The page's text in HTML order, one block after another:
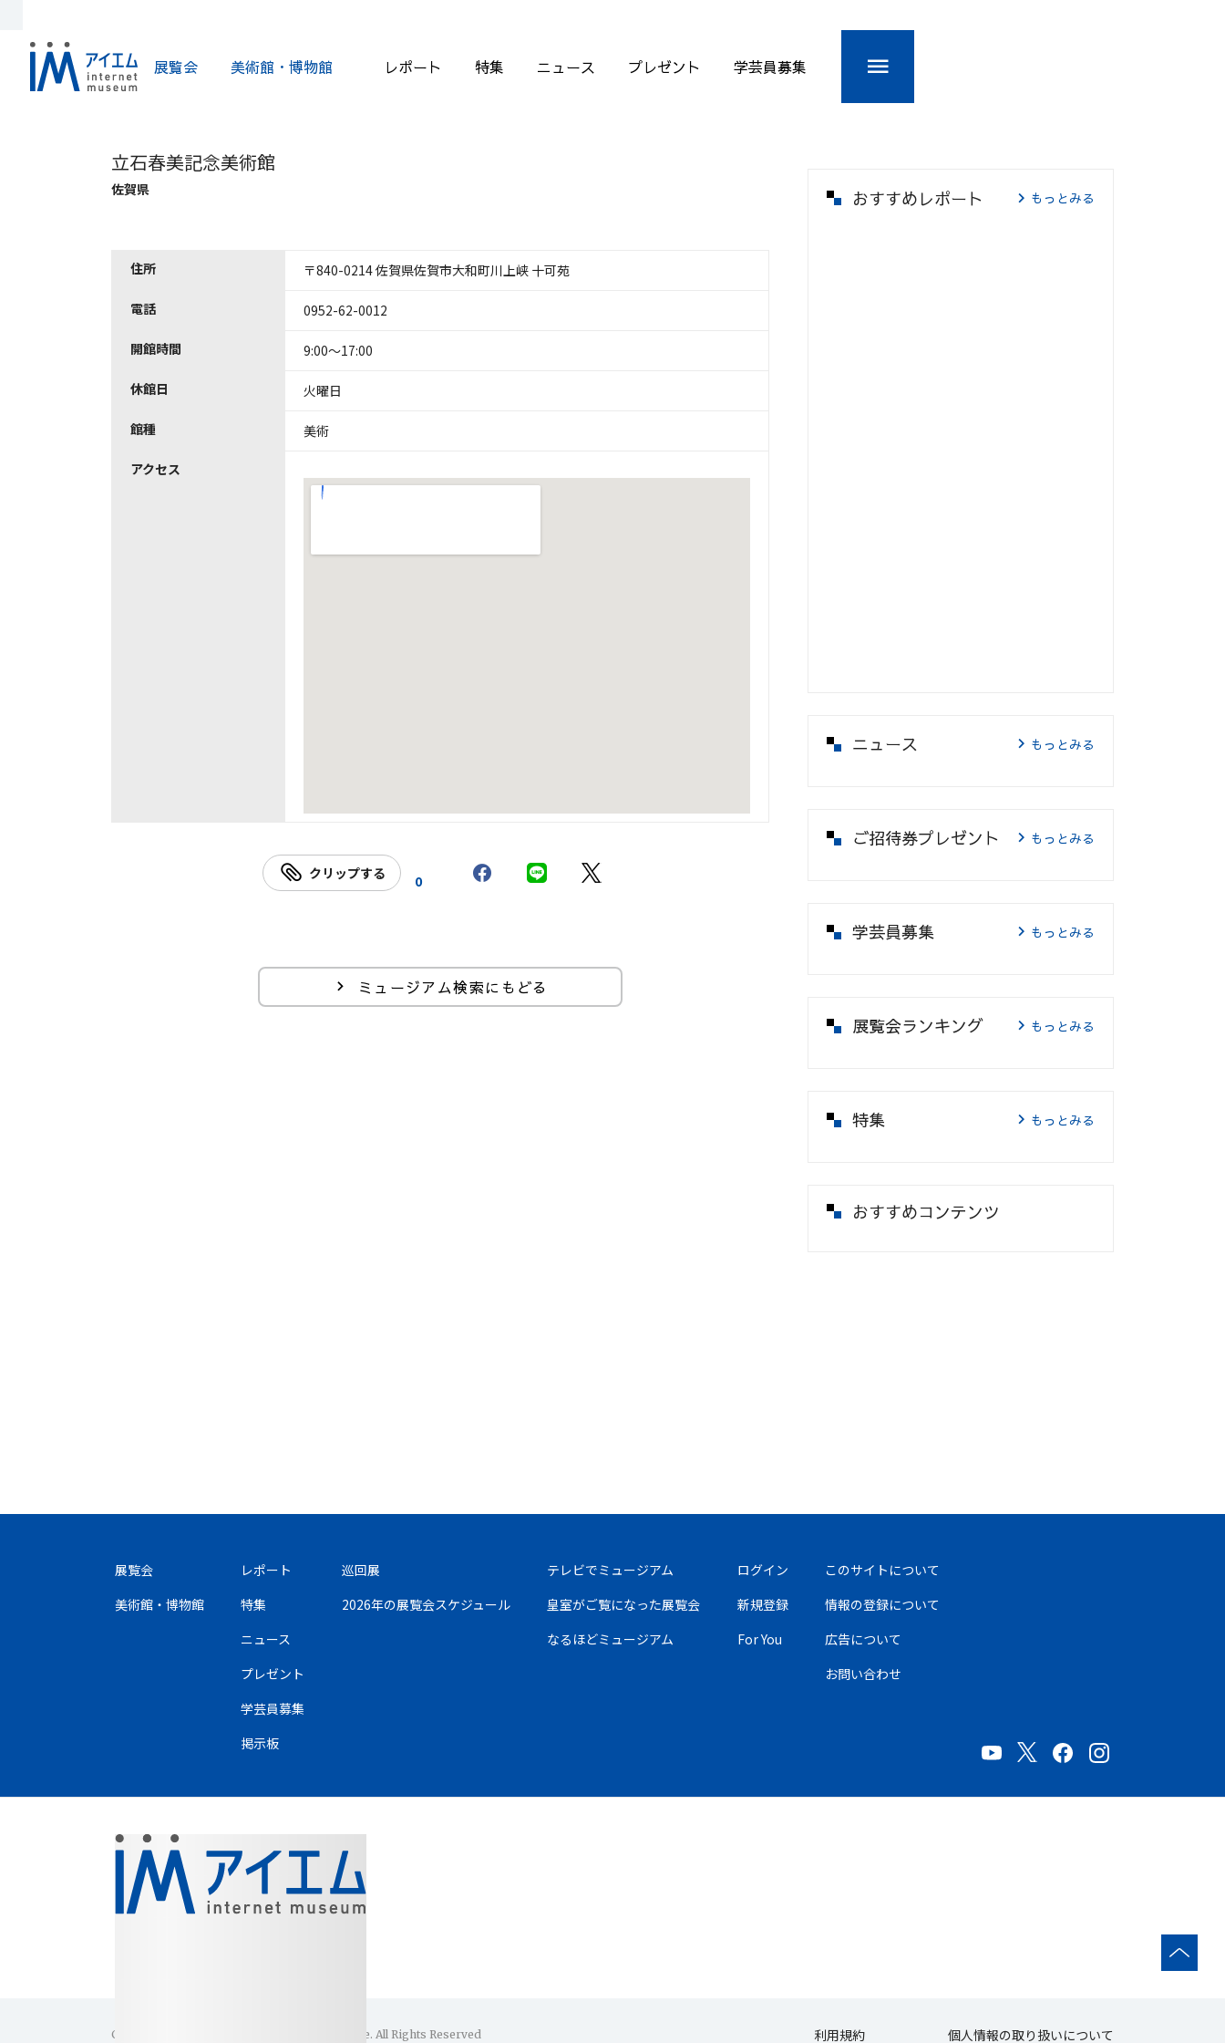
展覧会 美術館・博物館 レポート 特集 ニュース プレゼント 学芸員募集
立石春美記念美術館
佐賀県
住所 〒840-0214 佐賀県佐賀市大和町川上峡 十可苑
電話 0952-62-0012
開館時間 9:00～17:00
休館日 火曜日
館種 美術
アクセス
クリップする 0
ミュージアム検索にもどる
おすすめレポート もっとみる
ニュース もっとみる
ご招待券プレゼント もっとみる
学芸員募集 もっとみる
展覧会ランキング もっとみる
特集 もっとみる
おすすめコンテンツ
展覧会
美術館・博物館
レポート
特集
ニュース
プレゼント
学芸員募集
掲示板
巡回展
2026年の展覧会スケジュール
テレビでミュージアム
皇室がご覧になった展覧会
なるほどミュージアム
ログイン
新規登録
For You
このサイトについて
情報の登録について
広告について
お問い合わせ
Copyright(C)1996-2026 Internet Museum Office. All Rights Reserved 利用規約 個人情報の取り扱いについて